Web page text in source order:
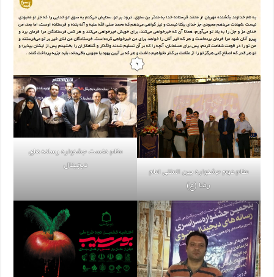
مقام دوم جشنواره بین المللی امام
رضا (ع)
مقام نخست جشنواره رسانه های
دیجیتال